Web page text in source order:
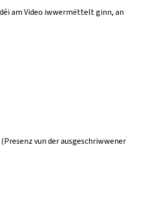
am Video iwwermëttelt ginn, an
vun der ausgeschriwwener